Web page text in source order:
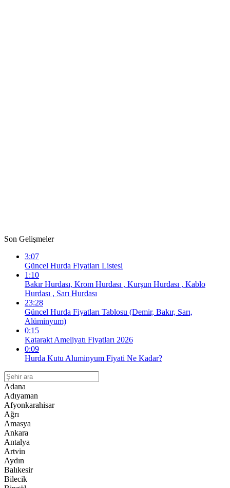
Son Gelişmeler
3:07
Güncel Hurda Fiyatları Listesi
1:10
Bakır Hurdası, Krom Hurdası , Kurşun Hurdası , Kablo
Hurdası , Sarı Hurdası
23:28
Güncel Hurda Fiyatları Tablosu (Demir, Bakır, Sarı,
Alüminyum)
0:15
Katarakt Ameliyatı Fiyatları 2026
0:09
Hurda Kutu Aluminyum Fiyati Ne Kadar?
Adana
Adıyaman
Afyonkarahisar
Ağrı
Amasya
Ankara
Antalya
Artvin
Aydın
Balıkesir
Bilecik